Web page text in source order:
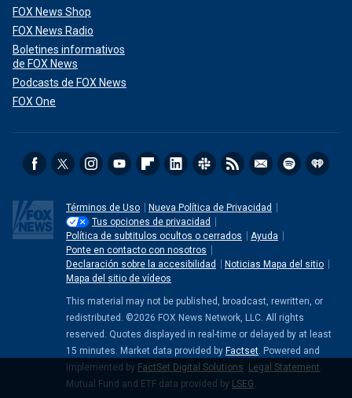
FOX News Shop
FOX News Radio
Boletines informativos
de FOX News
Podcasts de FOX News
FOX One
Términos de Uso
Nueva Política de Privacidad
Tus opciones de privacidad
Política de subtitulos ocultos o cerrados
Ayuda
Ponte en contacto con nosotros
Declaración sobre la accesibilidad
Noticias Mapa del sitio
Mapa del sitio de vídeos
This material may not be published, broadcast, rewritten, or
redistributed. ©2026 FOX News Network, LLC. All rights
reserved. Quotes displayed in real-time or delayed by at least
15 minutes. Market data provided by Factset . Powered and
implemented by FactSet Digital Solutions Legal Statement
Mutual Fund and ETF data provided by LSEG